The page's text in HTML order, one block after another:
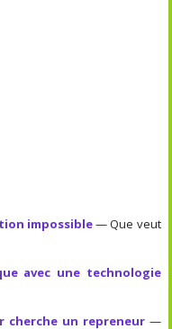
impossible— Que veut
avec une technologie
cherche un repreneur—